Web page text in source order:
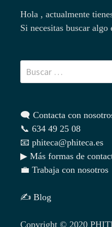
Hola , actualmente
Si necesitas buscar
🗨 Contacta con
📞 634 49 25 08
📧 phiteca@phiteca.es
▶ Más formas de
💼 Trabaja con nosotros
✍ Blog
Copyright © 2020